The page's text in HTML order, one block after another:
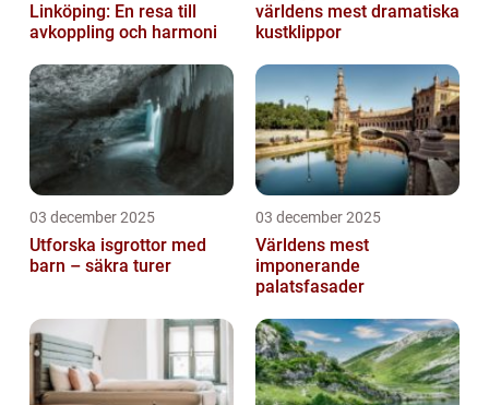
Linköping: En resa till
avkoppling och harmoni
världens mest dramatiska
kustklippor
03 december 2025
Utforska isgrottor med
barn – säkra turer
03 december 2025
Världens mest
imponerande
palatsfasader